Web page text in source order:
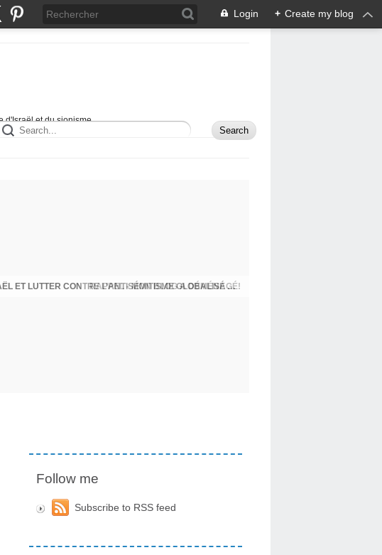
Login + Create my blog
d'Israël et du sionisme.
RAPPEL - MON BLOG A DÉMÉNAGÉ!
Follow me
Subscribe to RSS feed